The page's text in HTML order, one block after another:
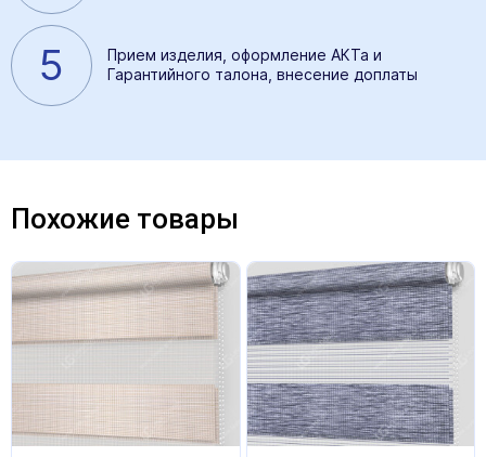
5
Прием изделия, оформление АКТа и
Гарантийного талона, внесение доплаты
Похожие товары